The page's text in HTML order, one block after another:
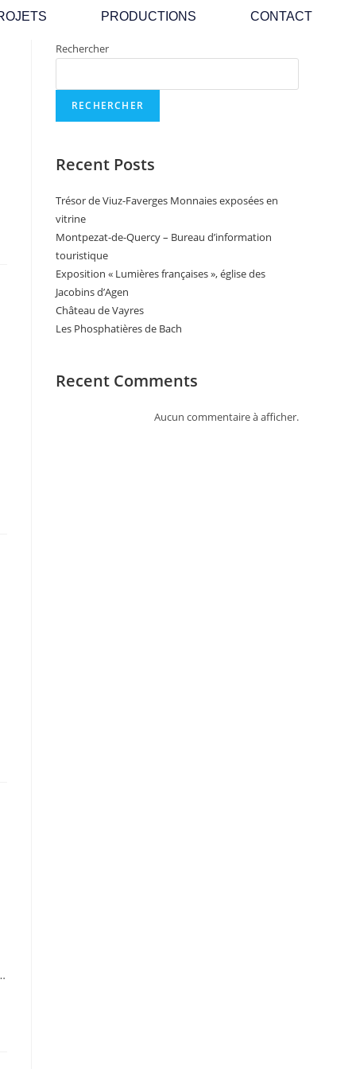
PRODUCTIONS CONTACT
Rechercher
RECHERCHER
Recent Posts
Trésor de Viuz-Faverges Monnaies exposées en
vitrine
Montpezat-de-Quercy – Bureau d’information
touristique
Exposition « Lumières françaises », église des
Jacobins d’Agen
Château de Vayres
Les Phosphatières de Bach
Recent Comments
Aucun commentaire à afficher.